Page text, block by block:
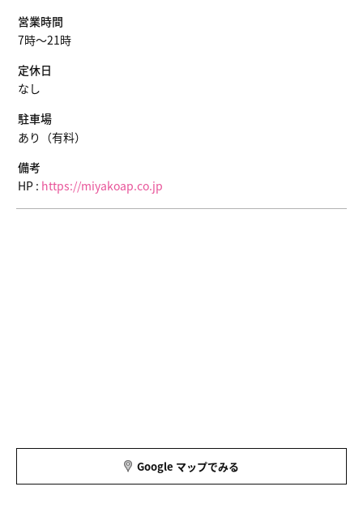
営業時間
7時〜21時
定休日
なし
駐車場
あり（有料）
備考
HP : https://miyakoap.co.jp
Google マップでみる